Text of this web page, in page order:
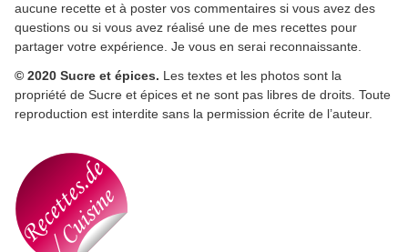
aucune recette et à poster vos commentaires si vous avez des
questions ou si vous avez réalisé une de mes recettes pour
partager votre expérience. Je vous en serai reconnaissante.
© 2020 Sucre et épices. Les textes et les photos sont la
propriété de Sucre et épices et ne sont pas libres de droits. Toute
reproduction est interdite sans la permission écrite de l’auteur.